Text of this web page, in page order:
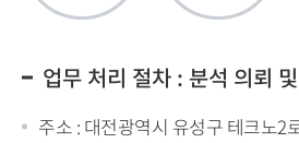
업무 처리 절차 : 분석 의뢰
주소 : 대전광역시 유성구 테크노2